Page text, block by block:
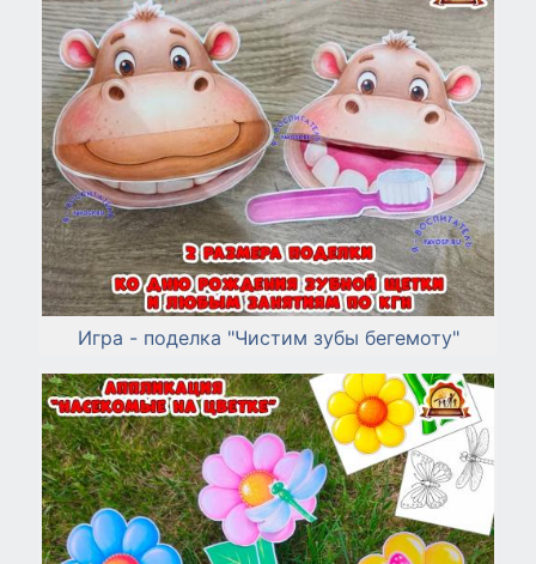
Игра - поделка "Чистим зубы бегемоту"